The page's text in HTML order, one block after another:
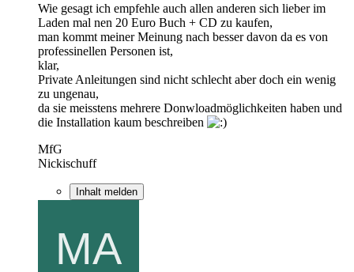
Wie gesagt ich empfehle auch allen anderen sich lieber im
Laden mal nen 20 Euro Buch + CD zu kaufen,
man kommt meiner Meinung nach besser davon da es von
professinellen Personen ist,
klar,
Private Anleitungen sind nicht schlecht aber doch ein wenig
zu ungenau,
da sie meisstens mehrere Donwloadmöglichkeiten haben und
die Installation kaum beschreiben
MfG
Nickischuff
Inhalt melden